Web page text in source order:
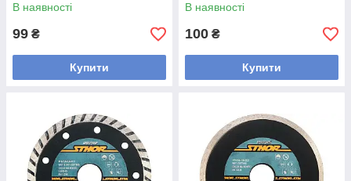
В наявності
99 ₴
Купити
В наявності
100 ₴
Купити